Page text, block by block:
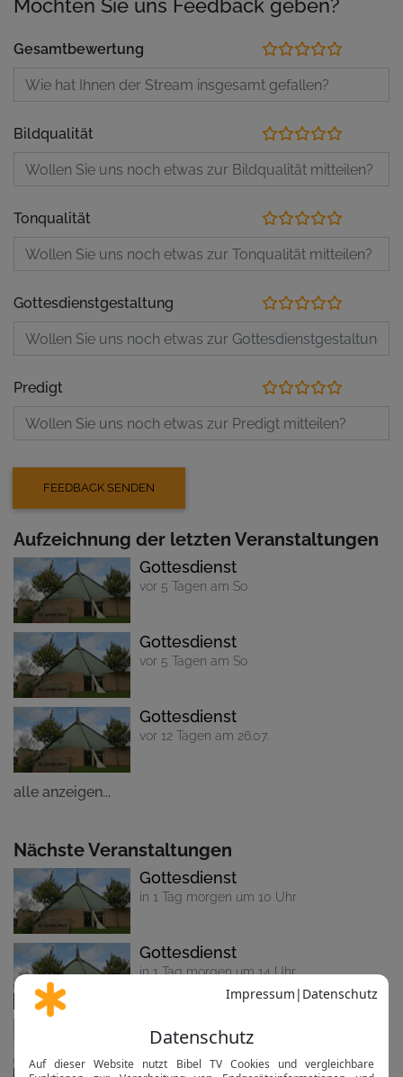
Möchten Sie uns Feedback geben?
Gesamtbewertung
Bildqualität
Tonqualität
Gottesdienstgestaltung
Predigt
Aufzeichnung der letzten Veranstaltungen
Gottesdienst
vor 5 Tagen am So
Gottesdienst
vor 5 Tagen am So
Gottesdienst
vor 12 Tagen am 26.07.
alle anzeigen...
Nächste Veranstaltungen
Gottesdienst
in 1 Tag morgen um 10 Uhr
Gottesdienst
in 1 Tag morgen um 14 Uhr
Gottesdienst
in 8 Tagen am 16.08. um 10 Uhr